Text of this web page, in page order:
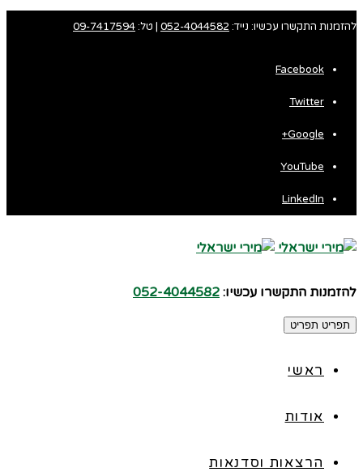
להזמנות התקשרו עכשיו: נייד: 052-4044582 | טל:09-7417594
Facebook
Twitter
Google+
YouTube
LinkedIn
להזמנות התקשרו עכשיו: 052-4044582
תפריט תפריט
ראשי
אודות
הרצאות וסדנאות